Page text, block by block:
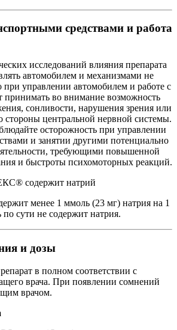
средствами и работа
исследований влияния препарата
автомобилем и механизмами не
управлении автомобилем и работе с
принимать во внимание возможность
сонливости, нарушения зрения или
стороны центральной нервной системы.
осторожность при управлении
и занятии другими потенциально
требующими повышенной
и быстроты психомоторных реакций.
содержит натрий
менее 1 ммоль (23 мг) натрия на 1
по сути не содержит натрия.
и дозы
в полном соответствии с
врача. При появлении сомнений
врачом.